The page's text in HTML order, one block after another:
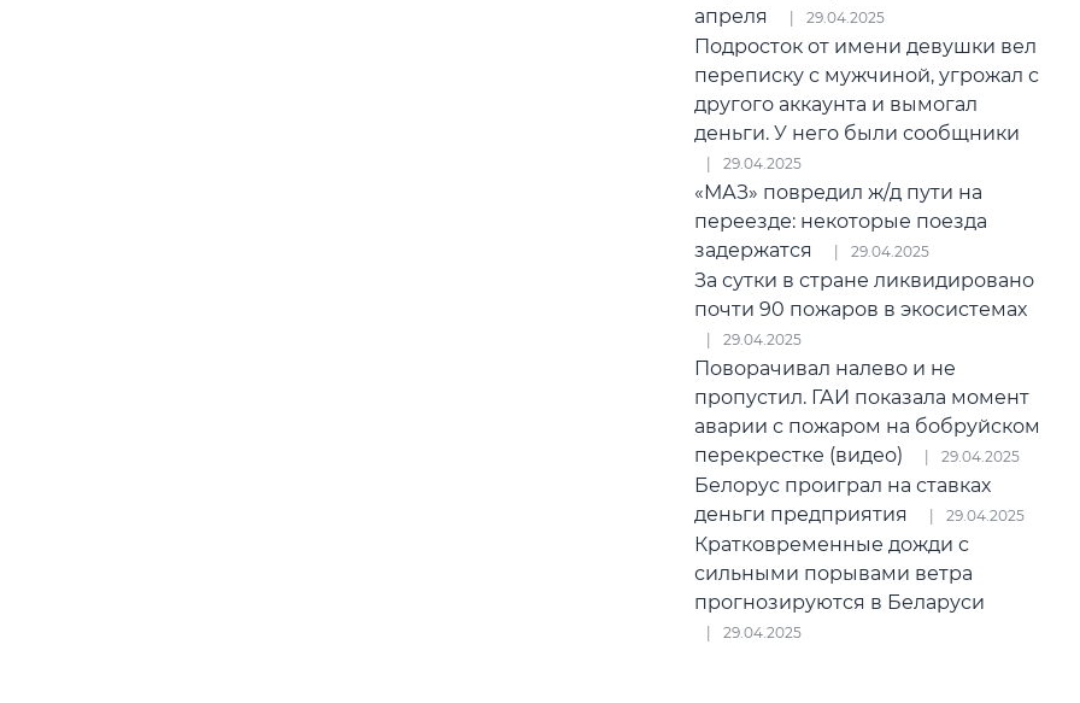
апреля
29.04.2025
Подросток от имени девушки вел
переписку с мужчиной, угрожал с
другого аккаунта и вымогал
деньги. У него были сообщники
29.04.2025
«МАЗ» повредил ж/д пути на
переезде: некоторые поезда
задержатся
29.04.2025
За сутки в стране ликвидировано
почти 90 пожаров в экосистемах
29.04.2025
Поворачивал налево и не
пропустил. ГАИ показала момент
аварии с пожаром на бобруйском
перекрестке (видео)
29.04.2025
Белорус проиграл на ставках
деньги предприятия
29.04.2025
Кратковременные дожди с
сильными порывами ветра
прогнозируются в Беларуси
29.04.2025